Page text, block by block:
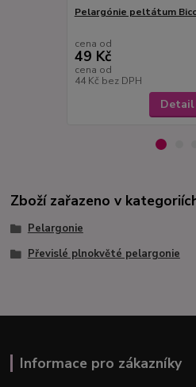
Pelargónie peltátum
cena od
49 Kč
cena od
44 Kč bez DPH
Detail
Zboží zařazeno v
Pelargonie
Převislé plnokvěté pelargonie
Informace pro zákazníky